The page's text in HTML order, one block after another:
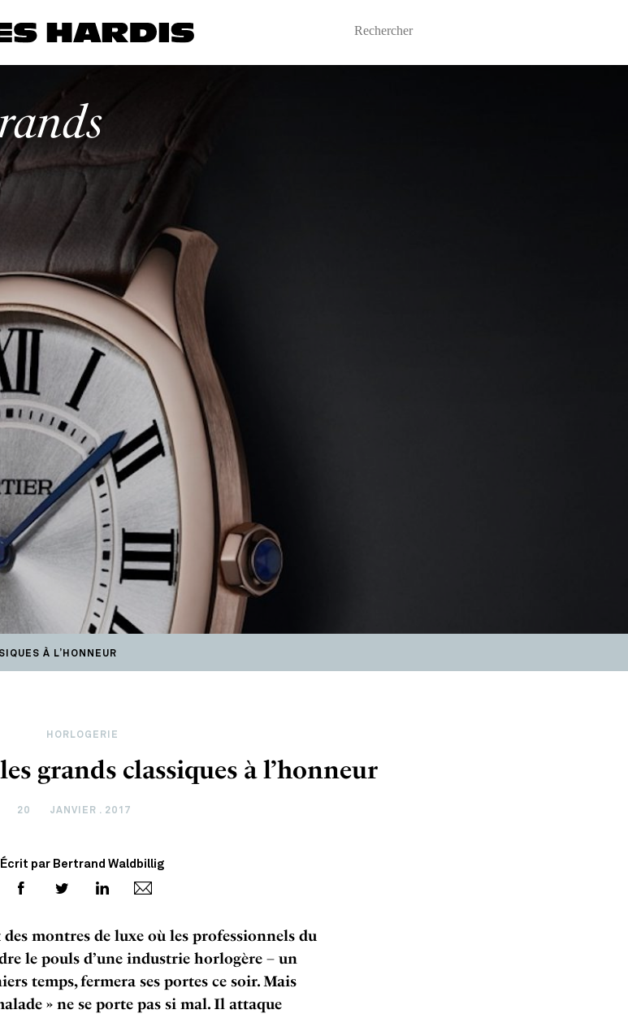
À L’HONNEUR
HORLOGERIE
grands classiques à l’honneur
20 JANVIER . 2017
Écrit par Bertrand Waldbillig
montres de luxe où les professionnels du
le pouls d’une industrie horlogère – un
temps, fermera ses portes ce soir. Mais
» ne se porte pas si mal. Il attaque